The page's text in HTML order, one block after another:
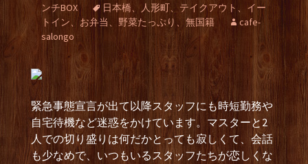
ンチBOX
日本橋、人形町、テイクアウト、イー
トイン、お弁当、野菜たっぷり、無国籍
cafe-
salongo
緊急事態宣言が出て以降スタッフにも時短勤務や
自宅待機など迷惑をかけています。マスターと2
人での切り盛りは何だかとっても寂しくて、会話
も少なめで、いつもいるスタッフたちが恋しくな